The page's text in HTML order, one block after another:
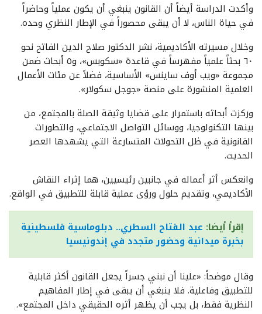
وأكدت الدراسة أيضاً أن القانون ينبغي أن يكون عملياً وحاضراً
في حياة الناس، لا أن يبقى محصوراً في الإطار النظري وحده.
وخلال مسيرته الأكاديمية، نشر الدكتور صلاح الدين الفاتح نحو
٦٠ بحثاً علمياً مفهرساً في قاعدة «سكوبس»، و٥ أبحاث ضمن
مجموعة «ويب أوف ساينس» الأساسية، فضلاً عن مئات الأعمال
العلمية المنشورة على منصة «جوجل سكولار».
وركزت أبحاثه باستمرار على قضايا وثيقة الصلة بالمجتمع، من
بينها التكنولوجيا، ووسائل التواصل الاجتماعي، والتطورات
القانونية في ظل التحولات المتسارعة التي يشهدها العصر
الحديث.
وانعكس أثر أعماله في جانبين رئيسيين، هما إثراء النقاش
الأكاديمي، وتقديم حلول ورؤى عملية قابلة للتطبيق في الواقع.
إقرأ أيضا: عبد الفتاح السطري.. دبلوماسية فلسطينية
بخبرة ميدانية وحضور متجدد في إندونيسيا
وقال موضحاً: «علينا أن نبني جسراً يجعل القانون أكثر قابلية
للتطبيق وفاعلية. فلا ينبغي أن يبقى في إطار المفاهيم
النظرية فقط، بل يجب أن يظهر أثره الحقيقي داخل المجتمع».